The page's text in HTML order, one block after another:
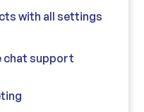
with all settings
chat support